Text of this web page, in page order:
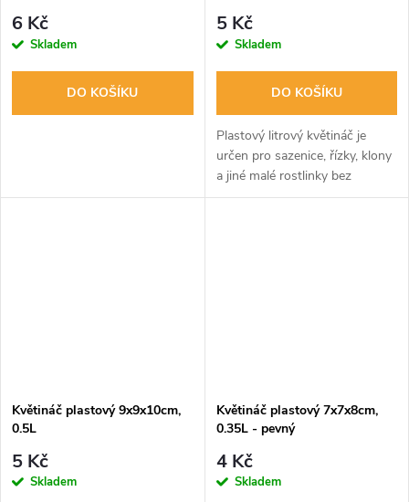
6 Kč
Skladem
DO KOŠÍKU
5 Kč
Skladem
DO KOŠÍKU
Plastový litrový květináč je
určen pro sazenice, řízky, klony
a jiné malé rostlinky bez
rozvinutého kořenového
Květináč plastový 9x9x10cm,
0.5L
5 Kč
Skladem
Květináč plastový 7x7x8cm,
0.35L - pevný
4 Kč
Skladem